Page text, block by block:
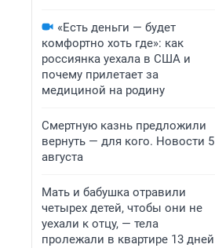
«Есть деньги — будет
комфортно хоть где»: как
россиянка уехала в США и
почему прилетает за
медициной на родину
Смертную казнь предложили
вернуть — для кого. Новости 5
августа
Мать и бабушка отравили
четырех детей, чтобы они не
уехали к отцу, — тела
пролежали в квартире 13 дней